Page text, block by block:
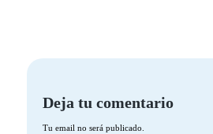
Deja tu comentario
Tu email no será publicado.